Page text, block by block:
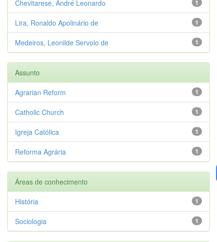
1
Chevitarese, André Leonardo
1
Lira, Ronaldo Apolinário de
1
Medeiros, Leonilde Servolo de
Assunto
1
Agrarian Reform
1
Catholic Church
1
Igreja Católica
1
Reforma Agrária
Áreas de conhecimento
1
História
1
Sociologia